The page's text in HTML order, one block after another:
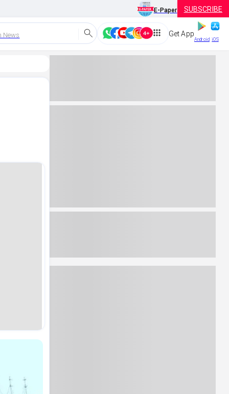
E-Paper SUBSCRIBE
News Get App
Android iOS